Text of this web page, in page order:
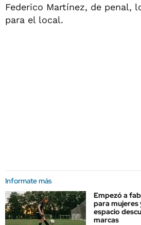
Federico Martínez, de penal,
para el local.
Informate más
Empezó a
para mujeres
espacio
marcas